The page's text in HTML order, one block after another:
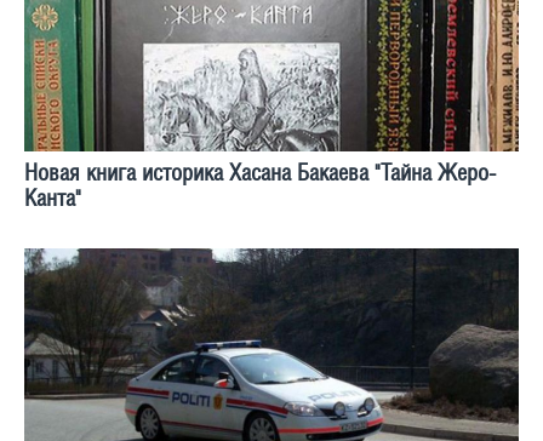
Новая книга историка Хасана Бакаева "Тайна Жеро-
Канта"